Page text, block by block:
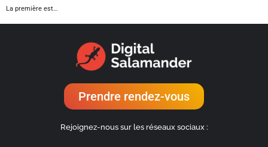
La première est…
Prendre rendez-vous
Rejoignez-nous sur les réseaux sociaux :